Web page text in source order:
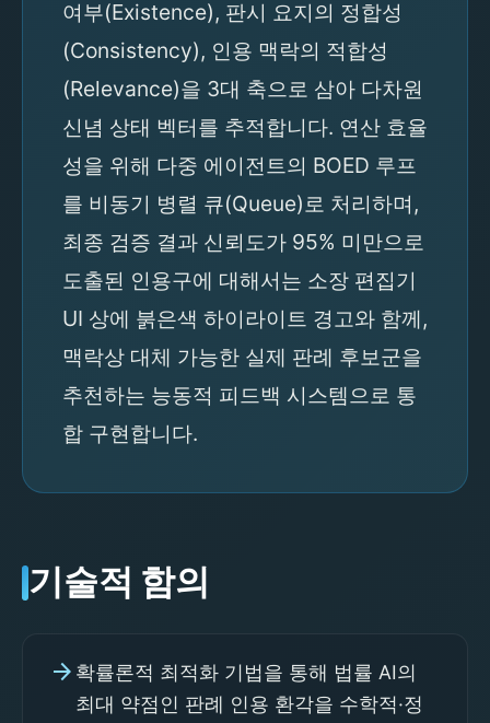
여부(Existence), 판시 요지의 정합성
(Consistency), 인용 맥락의 적합성
(Relevance)을 3대 축으로 삼아 다차원
신념 상태 벡터를 추적합니다. 연산 효율
성을 위해 다중 에이전트의 BOED 루프
를 비동기 병렬 큐(Queue)로 처리하며,
최종 검증 결과 신뢰도가 95% 미만으로
도출된 인용구에 대해서는 소장 편집기
UI 상에 붉은색 하이라이트 경고와 함께,
맥락상 대체 가능한 실제 판례 후보군을
추천하는 능동적 피드백 시스템으로 통
합 구현합니다.
기술적 함의
arrow_forward 확률론적 최적화 기법을 통해 법률 AI의
최대 약점인 판례 인용 환각을 수학적·정